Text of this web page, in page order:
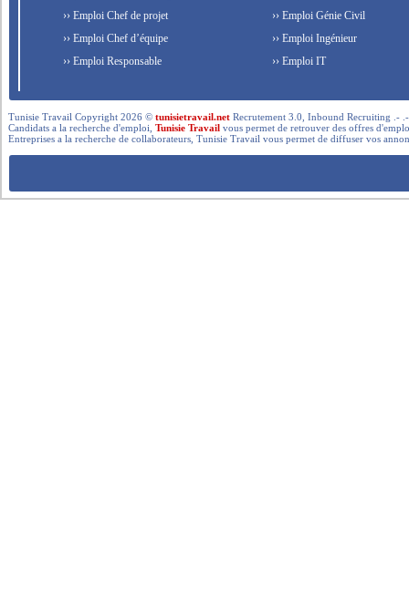
›› Emploi Chef de projet
›› Emploi Chef d’équipe
›› Emploi Responsable
›› Emploi Génie Civil
›› Emploi Ingénieur
›› Emploi IT
Tunisie Travail Copyright 2026 ©tunisietravail.net Recrutement 3.0, Inbound Recruiting .-
Candidats a la recherche d'emploi,Tunisie Travail vous permet de retrouver des offres
Entreprises a la recherche de collaborateurs, Tunisie Travail vous permet de diffuser vos